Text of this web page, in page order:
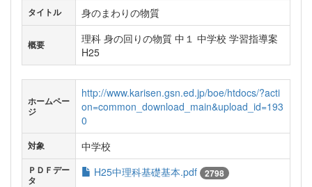
タイトル 身のまわりの物質
概要
理科 身の回りの物質 中１ 中学校 学習指導案
H25
ホームペー
ジ
http://www.karisen.gsn.ed.jp/boe/htdocs/?acti
on=common_download_main&upload_id=193
0
対象 中学校
ＰＤＦデー
タ
H25中理科基礎基本.pdf 2798